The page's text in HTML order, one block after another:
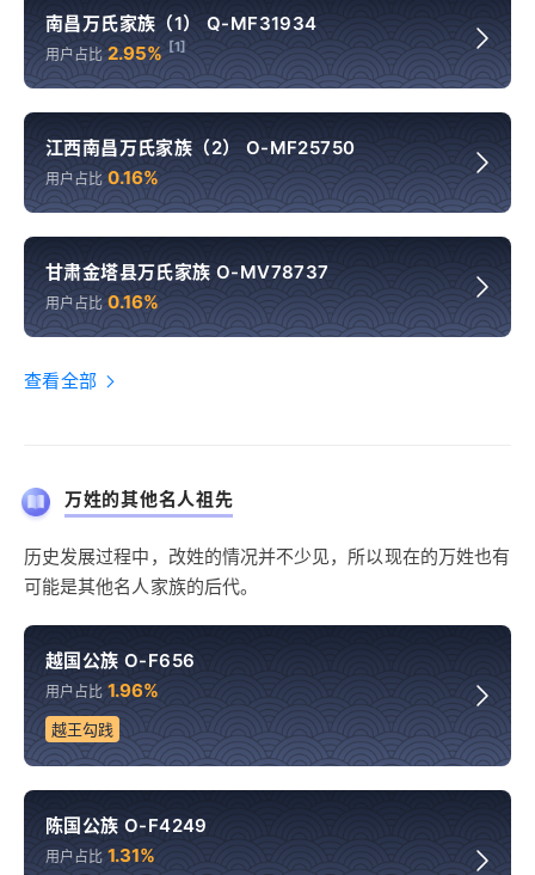
南昌万氏家族（1） Q-MF31934
用户占比 2.95% [1]
江西南昌万氏家族（2） O-MF25750
用户占比 0.16%
甘肃金塔县万氏家族 O-MV78737
用户占比 0.16%
查看全部
万姓的其他名人祖先
历史发展过程中，改姓的情况并不少见，所以现在的万姓也有
可能是其他名人家族的后代。
越国公族 O-F656
用户占比 1.96%
越王勾践
陈国公族 O-F4249
用户占比 1.31%